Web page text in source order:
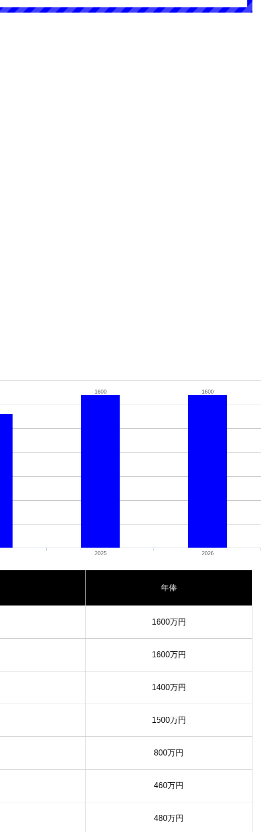
1600 1600
2025 2026
年俸
1600万円
1600万円
1400万円
1500万円
800万円
460万円
480万円